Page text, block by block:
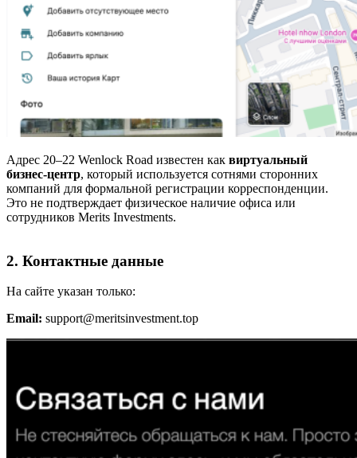
Адрес 20–22 Wenlock Road известен как виртуальный
бизнес-центр, который используется сотнями сторонних
компаний для формальной регистрации корреспонденции.
Это не подтверждает физическое наличие офиса или
сотрудников Merits Investments.
2. Контактные данные
На сайте указан только:
Email: support@meritsinvestment.top